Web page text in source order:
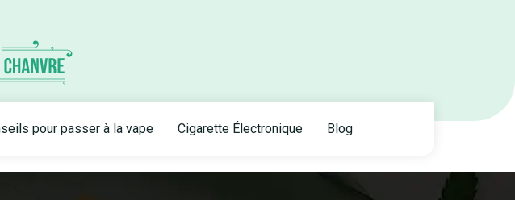
pour passer à la vape Cigarette Électronique Blog